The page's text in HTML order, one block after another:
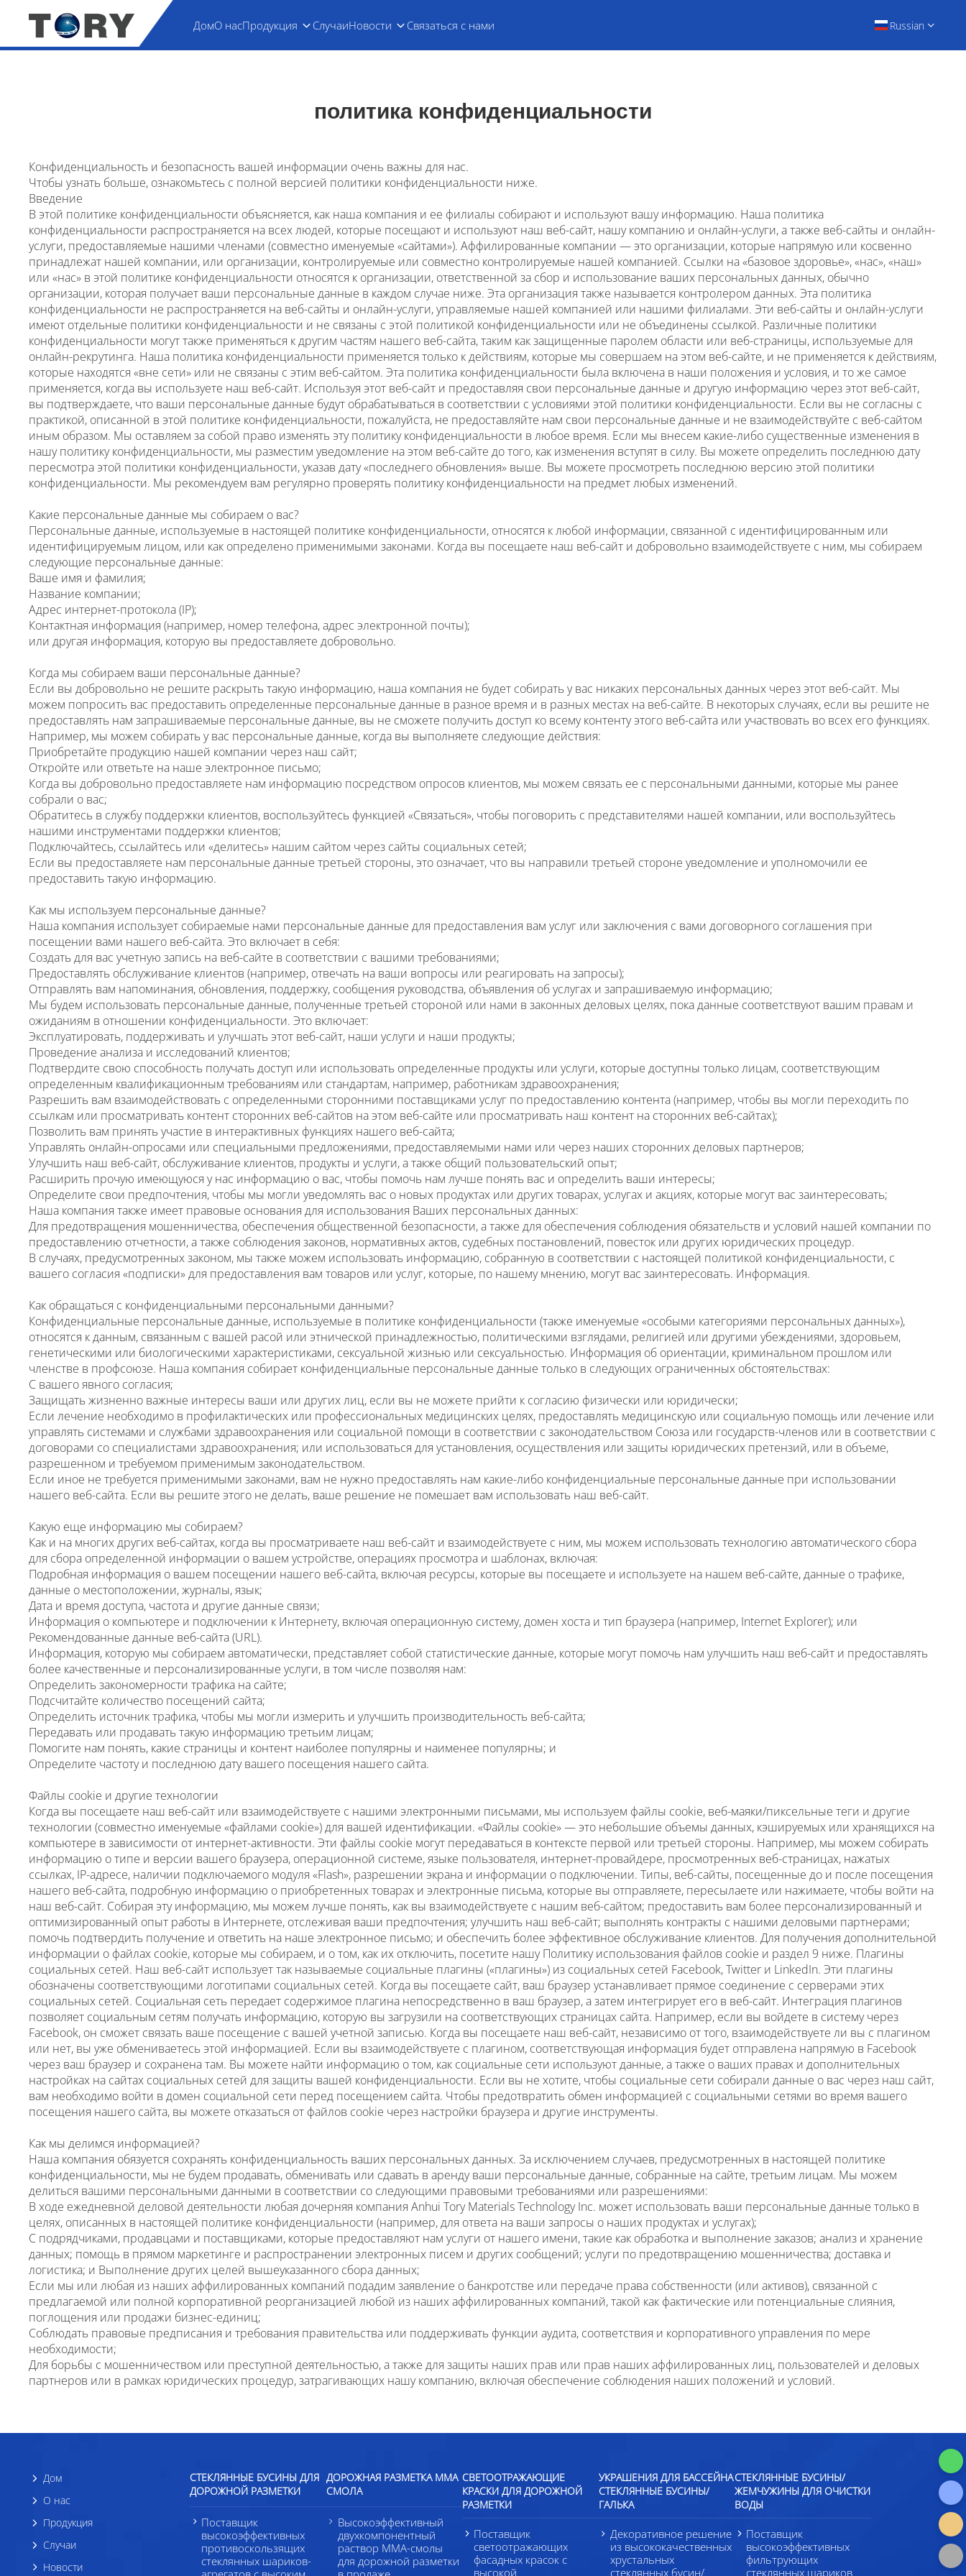
ДомО насПродукция СлучаиНовости Связаться с нами Russian
политика конфиденциальности
Конфиденциальность и безопасность вашей информации очень важны для нас.
Чтобы узнать больше, ознакомьтесь с полной версией политики конфиденциальности ниже.
Введение
В этой политике конфиденциальности объясняется, как наша компания и ее филиалы собирают и используют вашу информацию. Наша политика
конфиденциальности распространяется на всех людей, которые посещают и используют наш веб-сайт, нашу компанию и онлайн-услуги, а также веб-сайты и онлайн-
услуги, предоставляемые нашими членами (совместно именуемые «сайтами»). Аффилированные компании — это организации, которые напрямую или косвенно
принадлежат нашей компании, или организации, контролируемые или совместно контролируемые нашей компанией. Ссылки на «базовое здоровье», «нас», «наш»
или «нас» в этой политике конфиденциальности относятся к организации, ответственной за сбор и использование ваших персональных данных, обычно
организации, которая получает ваши персональные данные в каждом случае ниже. Эта организация также называется контролером данных. Эта политика
конфиденциальности не распространяется на веб-сайты и онлайн-услуги, управляемые нашей компанией или нашими филиалами. Эти веб-сайты и онлайн-услуги
имеют отдельные политики конфиденциальности и не связаны с этой политикой конфиденциальности или не объединены ссылкой. Различные политики
конфиденциальности могут также применяться к другим частям нашего веб-сайта, таким как защищенные паролем области или веб-страницы, используемые для
онлайн-рекрутинга. Наша политика конфиденциальности применяется только к действиям, которые мы совершаем на этом веб-сайте, и не применяется к действиям,
которые находятся «вне сети» или не связаны с этим веб-сайтом. Эта политика конфиденциальности была включена в наши положения и условия, и то же самое
применяется, когда вы используете наш веб-сайт. Используя этот веб-сайт и предоставляя свои персональные данные и другую информацию через этот веб-сайт,
вы подтверждаете, что ваши персональные данные будут обрабатываться в соответствии с условиями этой политики конфиденциальности. Если вы не согласны с
практикой, описанной в этой политике конфиденциальности, пожалуйста, не предоставляйте нам свои персональные данные и не взаимодействуйте с веб-сайтом
иным образом. Мы оставляем за собой право изменять эту политику конфиденциальности в любое время. Если мы внесем какие-либо существенные изменения в
нашу политику конфиденциальности, мы разместим уведомление на этом веб-сайте до того, как изменения вступят в силу. Вы можете определить последнюю дату
пересмотра этой политики конфиденциальности, указав дату «последнего обновления» выше. Вы можете просмотреть последнюю версию этой политики
конфиденциальности. Мы рекомендуем вам регулярно проверять политику конфиденциальности на предмет любых изменений.
Какие персональные данные мы собираем о вас?
Персональные данные, используемые в настоящей политике конфиденциальности, относятся к любой информации, связанной с идентифицированным или
идентифицируемым лицом, или как определено применимыми законами. Когда вы посещаете наш веб-сайт и добровольно взаимодействуете с ним, мы собираем
следующие персональные данные:
Ваше имя и фамилия;
Название компании;
Адрес интернет-протокола (IP);
Контактная информация (например, номер телефона, адрес электронной почты);
или другая информация, которую вы предоставляете добровольно.
Когда мы собираем ваши персональные данные?
Если вы добровольно не решите раскрыть такую информацию, наша компания не будет собирать у вас никаких персональных данных через этот веб-сайт. Мы
можем попросить вас предоставить определенные персональные данные в разное время и в разных местах на веб-сайте. В некоторых случаях, если вы решите не
предоставлять нам запрашиваемые персональные данные, вы не сможете получить доступ ко всему контенту этого веб-сайта или участвовать во всех его функциях.
Например, мы можем собирать у вас персональные данные, когда вы выполняете следующие действия:
Приобретайте продукцию нашей компании через наш сайт;
Откройте или ответьте на наше электронное письмо;
Когда вы добровольно предоставляете нам информацию посредством опросов клиентов, мы можем связать ее с персональными данными, которые мы ранее
собрали о вас;
Обратитесь в службу поддержки клиентов, воспользуйтесь функцией «Связаться», чтобы поговорить с представителями нашей компании, или воспользуйтесь
нашими инструментами поддержки клиентов;
Подключайтесь, ссылайтесь или «делитесь» нашим сайтом через сайты социальных сетей;
Если вы предоставляете нам персональные данные третьей стороны, это означает, что вы направили третьей стороне уведомление и уполномочили ее
предоставить такую информацию.
Как мы используем персональные данные?
Наша компания использует собираемые нами персональные данные для предоставления вам услуг или заключения с вами договорного соглашения при
посещении вами нашего веб-сайта. Это включает в себя:
Создать для вас учетную запись на веб-сайте в соответствии с вашими требованиями;
Предоставлять обслуживание клиентов (например, отвечать на ваши вопросы или реагировать на запросы);
Отправлять вам напоминания, обновления, поддержку, сообщения руководства, объявления об услугах и запрашиваемую информацию;
Мы будем использовать персональные данные, полученные третьей стороной или нами в законных деловых целях, пока данные соответствуют вашим правам и
ожиданиям в отношении конфиденциальности. Это включает:
Эксплуатировать, поддерживать и улучшать этот веб-сайт, наши услуги и наши продукты;
Проведение анализа и исследований клиентов;
Подтвердите свою способность получать доступ или использовать определенные продукты или услуги, которые доступны только лицам, соответствующим
определенным квалификационным требованиям или стандартам, например, работникам здравоохранения;
Разрешить вам взаимодействовать с определенными сторонними поставщиками услуг по предоставлению контента (например, чтобы вы могли переходить по
ссылкам или просматривать контент сторонних веб-сайтов на этом веб-сайте или просматривать наш контент на сторонних веб-сайтах);
Позволить вам принять участие в интерактивных функциях нашего веб-сайта;
Управлять онлайн-опросами или специальными предложениями, предоставляемыми нами или через наших сторонних деловых партнеров;
Улучшить наш веб-сайт, обслуживание клиентов, продукты и услуги, а также общий пользовательский опыт;
Расширить прочую имеющуюся у нас информацию о вас, чтобы помочь нам лучше понять вас и определить ваши интересы;
Определите свои предпочтения, чтобы мы могли уведомлять вас о новых продуктах или других товарах, услугах и акциях, которые могут вас заинтересовать;
Наша компания также имеет правовые основания для использования Ваших персональных данных:
Для предотвращения мошенничества, обеспечения общественной безопасности, а также для обеспечения соблюдения обязательств и условий нашей компании по
предоставлению отчетности, а также соблюдения законов, нормативных актов, судебных постановлений, повесток или других юридических процедур.
В случаях, предусмотренных законом, мы также можем использовать информацию, собранную в соответствии с настоящей политикой конфиденциальности, с
вашего согласия «подписки» для предоставления вам товаров или услуг, которые, по нашему мнению, могут вас заинтересовать. Информация.
Как обращаться с конфиденциальными персональными данными?
Конфиденциальные персональные данные, используемые в политике конфиденциальности (также именуемые «особыми категориями персональных данных»),
относятся к данным, связанным с вашей расой или этнической принадлежностью, политическими взглядами, религией или другими убеждениями, здоровьем,
генетическими или биологическими характеристиками, сексуальной жизнью или сексуальностью. Информация об ориентации, криминальном прошлом или
членстве в профсоюзе. Наша компания собирает конфиденциальные персональные данные только в следующих ограниченных обстоятельствах:
С вашего явного согласия;
Защищать жизненно важные интересы ваши или других лиц, если вы не можете прийти к согласию физически или юридически;
Если лечение необходимо в профилактических или профессиональных медицинских целях, предоставлять медицинскую или социальную помощь или лечение или
управлять системами и службами здравоохранения или социальной помощи в соответствии с законодательством Союза или государств-членов или в соответствии с
договорами со специалистами здравоохранения; или использоваться для установления, осуществления или защиты юридических претензий, или в объеме,
разрешенном и требуемом применимым законодательством.
Если иное не требуется применимыми законами, вам не нужно предоставлять нам какие-либо конфиденциальные персональные данные при использовании
нашего веб-сайта. Если вы решите этого не делать, ваше решение не помешает вам использовать наш веб-сайт.
Какую еще информацию мы собираем?
Как и на многих других веб-сайтах, когда вы просматриваете наш веб-сайт и взаимодействуете с ним, мы можем использовать технологию автоматического сбора
для сбора определенной информации о вашем устройстве, операциях просмотра и шаблонах, включая:
Подробная информация о вашем посещении нашего веб-сайта, включая ресурсы, которые вы посещаете и используете на нашем веб-сайте, данные о трафике,
данные о местоположении, журналы, язык;
Дата и время доступа, частота и другие данные связи;
Информация о компьютере и подключении к Интернету, включая операционную систему, домен хоста и тип браузера (например, Internet Explorer); или
Рекомендованные данные веб-сайта (URL).
Информация, которую мы собираем автоматически, представляет собой статистические данные, которые могут помочь нам улучшить наш веб-сайт и предоставлять
более качественные и персонализированные услуги, в том числе позволяя нам:
Определить закономерности трафика на сайте;
Подсчитайте количество посещений сайта;
Определить источник трафика, чтобы мы могли измерить и улучшить производительность веб-сайта;
Передавать или продавать такую информацию третьим лицам;
Помогите нам понять, какие страницы и контент наиболее популярны и наименее популярны; и
Определите частоту и последнюю дату вашего посещения нашего сайта.
Файлы cookie и другие технологии
Когда вы посещаете наш веб-сайт или взаимодействуете с нашими электронными письмами, мы используем файлы cookie, веб-маяки/пиксельные теги и другие
технологии (совместно именуемые «файлами cookie») для вашей идентификации. «Файлы cookie» — это небольшие объемы данных, кэшируемых или хранящихся на
компьютере в зависимости от интернет-активности. Эти файлы cookie могут передаваться в контексте первой или третьей стороны. Например, мы можем собирать
информацию о типе и версии вашего браузера, операционной системе, языке пользователя, интернет-провайдере, просмотренных веб-страницах, нажатых
ссылках, IP-адресе, наличии подключаемого модуля «Flash», разрешении экрана и информации о подключении. Типы, веб-сайты, посещенные до и после посещения
нашего веб-сайта, подробную информацию о приобретенных товарах и электронные письма, которые вы отправляете, пересылаете или нажимаете, чтобы войти на
наш веб-сайт. Собирая эту информацию, мы можем лучше понять, как вы взаимодействуете с нашим веб-сайтом; предоставить вам более персонализированный и
оптимизированный опыт работы в Интернете, отслеживая ваши предпочтения; улучшить наш веб-сайт; выполнять контракты с нашими деловыми партнерами;
помочь подтвердить получение и ответить на наше электронное письмо; и обеспечить более эффективное обслуживание клиентов. Для получения дополнительной
информации о файлах cookie, которые мы собираем, и о том, как их отключить, посетите нашу Политику использования файлов cookie и раздел 9 ниже. Плагины
социальных сетей. Наш веб-сайт использует так называемые социальные плагины («плагины») из социальных сетей Facebook, Twitter и LinkedIn. Эти плагины
обозначены соответствующими логотипами социальных сетей. Когда вы посещаете сайт, ваш браузер устанавливает прямое соединение с серверами этих
социальных сетей. Социальная сеть передает содержимое плагина непосредственно в ваш браузер, а затем интегрирует его в веб-сайт. Интеграция плагинов
позволяет социальным сетям получать информацию, которую вы загрузили на соответствующих страницах сайта. Например, если вы войдете в систему через
Facebook, он сможет связать ваше посещение с вашей учетной записью. Когда вы посещаете наш веб-сайт, независимо от того, взаимодействуете ли вы с плагином
или нет, вы уже обмениваетесь этой информацией. Если вы взаимодействуете с плагином, соответствующая информация будет отправлена напрямую в Facebook
через ваш браузер и сохранена там. Вы можете найти информацию о том, как социальные сети используют данные, а также о ваших правах и дополнительных
настройках на сайтах социальных сетей для защиты вашей конфиденциальности. Если вы не хотите, чтобы социальные сети собирали данные о вас через наш сайт,
вам необходимо войти в домен социальной сети перед посещением сайта. Чтобы предотвратить обмен информацией с социальными сетями во время вашего
посещения нашего сайта, вы можете отказаться от файлов cookie через настройки браузера и другие инструменты.
Как мы делимся информацией?
Наша компания обязуется сохранять конфиденциальность ваших персональных данных. За исключением случаев, предусмотренных в настоящей политике
конфиденциальности, мы не будем продавать, обменивать или сдавать в аренду ваши персональные данные, собранные на сайте, третьим лицам. Мы можем
делиться вашими персональными данными в соответствии со следующими правовыми требованиями или разрешениями:
В ходе ежедневной деловой деятельности любая дочерняя компания Anhui Tory Materials Technology Inc. может использовать ваши персональные данные только в
целях, описанных в настоящей политике конфиденциальности (например, для ответа на ваши запросы о наших продуктах и услугах);
С подрядчиками, продавцами и поставщиками, которые предоставляют нам услуги от нашего имени, такие как обработка и выполнение заказов; анализ и хранение
данных; помощь в прямом маркетинге и распространении электронных писем и других сообщений; услуги по предотвращению мошенничества; доставка и
логистика; и Выполнение других целей вышеуказанного сбора данных;
Если мы или любая из наших аффилированных компаний подадим заявление о банкротстве или передаче права собственности (или активов), связанной с
предлагаемой или полной корпоративной реорганизацией любой из наших аффилированных компаний, такой как фактические или потенциальные слияния,
поглощения или продажи бизнес-единиц;
Соблюдать правовые предписания и требования правительства или поддерживать функции аудита, соответствия и корпоративного управления по мере
необходимости;
Для борьбы с мошенничеством или преступной деятельностью, а также для защиты наших прав или прав наших аффилированных лиц, пользователей и деловых
партнеров или в рамках юридических процедур, затрагивающих нашу компанию, включая обеспечение соблюдения наших положений и условий.
Дом
О нас
Продукция
Случаи
Новости
СТЕКЛЯННЫЕ БУСИНЫ ДЛЯ
ДОРОЖНОЙ РАЗМЕТКИ
Поставщик
высокоэффективных
противоскользящих
стеклянных шариков-
ДОРОЖНАЯ РАЗМЕТКА ММА
СМОЛА
Высокоэффективный
двухкомпонентный
раствор ММА-смолы
для дорожной разметки
СВЕТООТРАЖАЮЩИЕ
КРАСКИ ДЛЯ ДОРОЖНОЙ
РАЗМЕТКИ
Поставщик
светоотражающих
фасадных красок с
высокой
УКРАШЕНИЯ ДЛЯ БАССЕЙНА
СТЕКЛЯННЫЕ БУСИНЫ/
ГАЛЬКА
Декоративное решение
из высококачественных
хрустальных
стеклянных бусин/
СТЕКЛЯННЫЕ БУСИНЫ/
ЖЕМЧУЖИНЫ ДЛЯ ОЧИСТКИ
ВОДЫ
Поставщик
высокоэффективных
фильтрующих
стеклянных шариков